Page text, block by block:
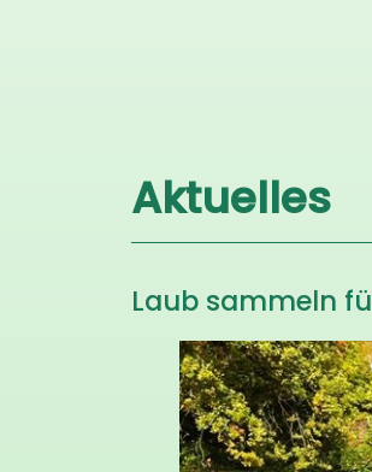
Aktuelles
Laub sammeln